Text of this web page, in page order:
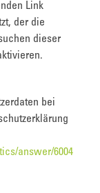
Link
der die
dieser
bei
answer/6004